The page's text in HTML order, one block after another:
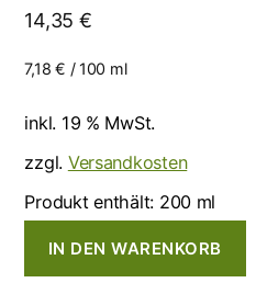
14,35 €
7,18€ / 100 ml
inkl. 19 % MwSt.
zzgl. Versandkosten
Produkt enthält: 200 ml
IN DEN WARENKORB